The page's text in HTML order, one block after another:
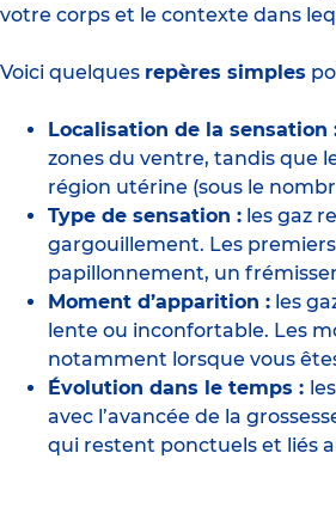
votre corps et le contexte dans
Voici quelques repères simples
Localisation de la sensation
zones du ventre, tandis que
région utérine (sous le
Type de sensation : les gaz
gargouillement. Les
papillonnement, un
Moment d’apparition : les
lente ou inconfortable. Les
notamment lorsque vous
Évolution dans le temps :
avec l’avancée de la
qui restent ponctuels et liés